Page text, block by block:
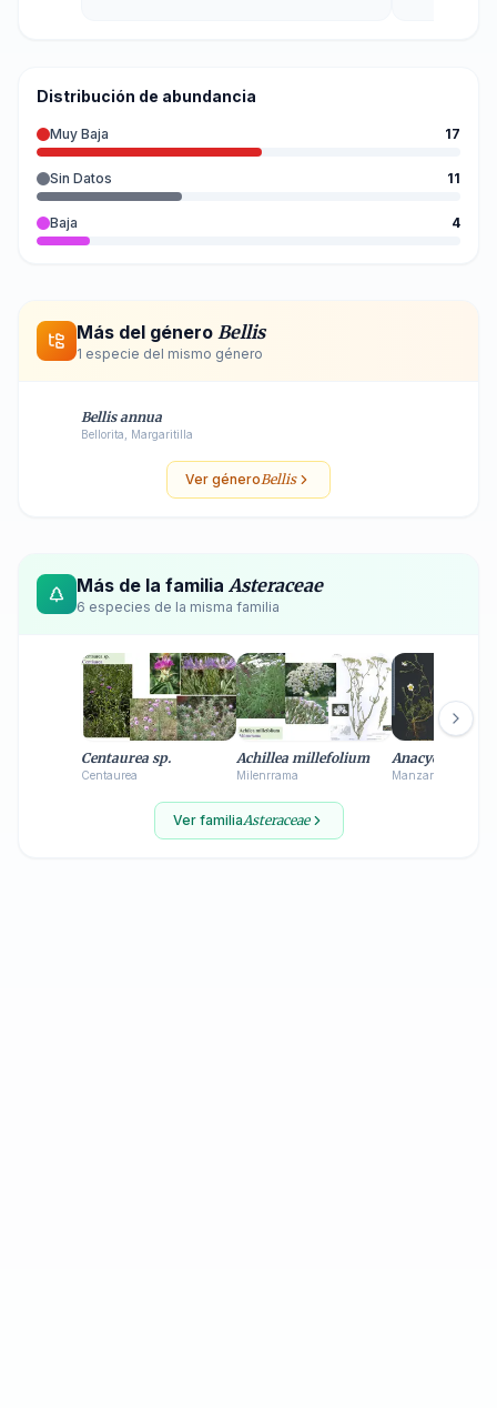
Distribución de abundancia
Muy Baja 17
Sin Datos 11
Baja 4
Más del género Bellis
1 especie del mismo género
Bellis annua
Bellorita, Margaritilla
Ver géneroBellis
Más de la familia Asteraceae
6 especies de la misma familia
Centaurea sp.
Centaurea
Achillea millefolium
Milenrrama
Anacyclus
Manzanilla de los
Ver familiaAsteraceae